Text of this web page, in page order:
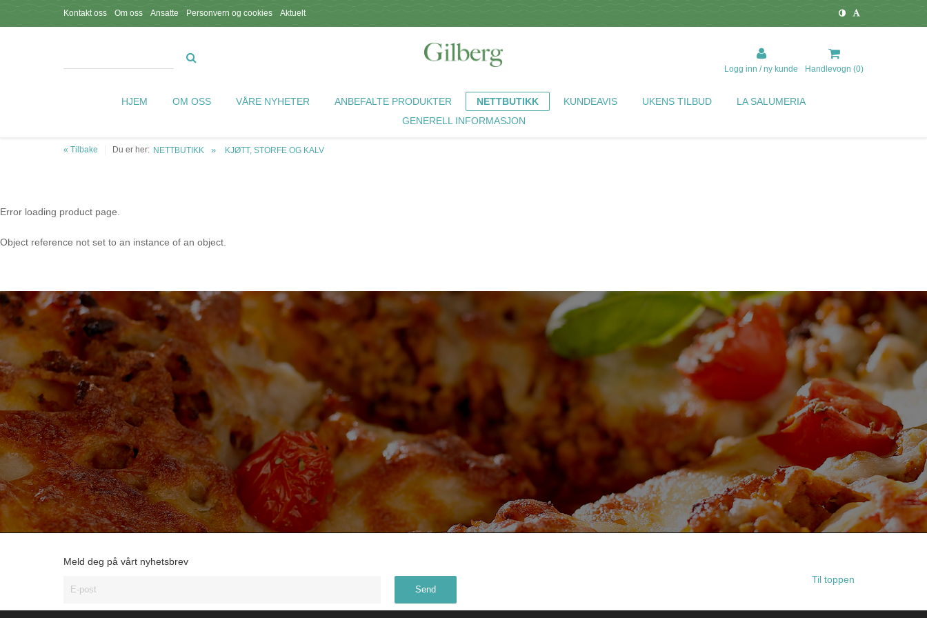
Kontakt oss Om oss Ansatte Personvern og cookies Aktuelt
Logg inn / ny kunde Handlevogn (0)
HJEM OM OSS VÅRE NYHETER ANBEFALTE PRODUKTER NETTBUTIKK KUNDEAVIS UKENS TILBUD
LA SALUMERIA
GENERELL INFORMASJON
« Tilbake Du er her: NETTBUTIKK KJØTT, STORFE OG KALV
Error loading product page.
Object reference not set to an instance of an object.
Meld deg på vårt nyhetsbrev
Til toppen